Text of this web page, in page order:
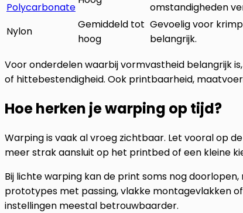
Polycarbonate
omstandigheden
Nylon
Gemiddeld tot
hoog
Gevoelig voor
belangrijk.
Voor onderdelen waarbij vormvastheid belangrijk
of hittebestendigheid. Ook printbaarheid,
Hoe herken je warping op tijd?
Warping is vaak al vroeg zichtbaar. Let vooral op
meer strak aansluit op het printbed of een kleine
Bij lichte warping kan de print soms nog
prototypes met passing, vlakke montagevlakken
instellingen meestal betrouwbaarder.